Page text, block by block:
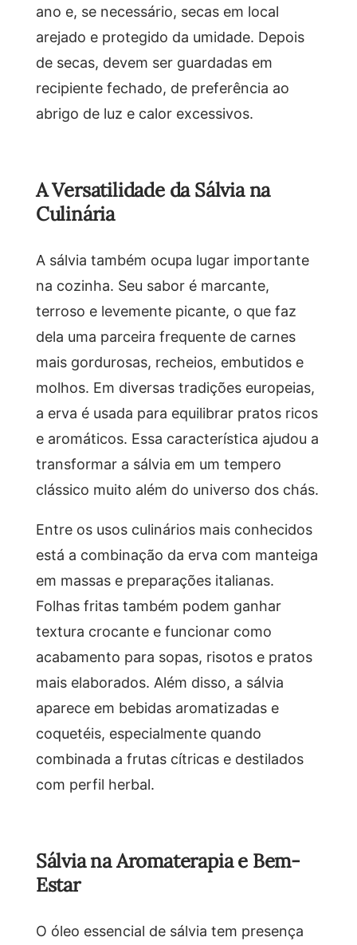
ano e, se necessário, secas em local
arejado e protegido da umidade. Depois
de secas, devem ser guardadas em
recipiente fechado, de preferência ao
abrigo de luz e calor excessivos.
A Versatilidade da Sálvia na
Culinária
A sálvia também ocupa lugar importante
na cozinha. Seu sabor é marcante,
terroso e levemente picante, o que faz
dela uma parceira frequente de carnes
mais gordurosas, recheios, embutidos e
molhos. Em diversas tradições europeias,
a erva é usada para equilibrar pratos ricos
e aromáticos. Essa característica ajudou a
transformar a sálvia em um tempero
clássico muito além do universo dos chás.
Entre os usos culinários mais conhecidos
está a combinação da erva com manteiga
em massas e preparações italianas.
Folhas fritas também podem ganhar
textura crocante e funcionar como
acabamento para sopas, risotos e pratos
mais elaborados. Além disso, a sálvia
aparece em bebidas aromatizadas e
coquetéis, especialmente quando
combinada a frutas cítricas e destilados
com perfil herbal.
Sálvia na Aromaterapia e Bem-
Estar
O óleo essencial de sálvia tem presença